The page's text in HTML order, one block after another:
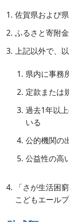
佐賀県および
ふるさと寄附
上記以外で、
県内に事務
定款または
過去1年以
いる
公的機関の
公益性の高
「さが生活困
こどもエール